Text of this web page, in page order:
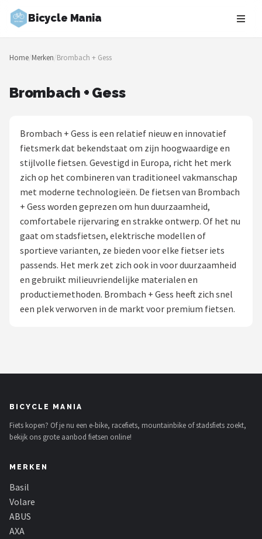
Bicycle Mania
Zoeken
NAVIGATIE
Blog
Fietsroutes
Kinderfietsen
Stadsfietsen
Elektrische fietsen
Mountainbikes
Shop
ABUS
AXA
New Looxs
BBB Cycling
Schwalbe
Home/Merken/Brombach + Gess
Brombach + Gess
Brombach + Gess is een relatief nieuw en innovatief
fietsmerk dat bekendstaat om zijn hoogwaardige en
stijlvolle fietsen. Gevestigd in Europa, richt het merk
zich op het combineren van traditioneel vakmanschap
met moderne technologieën. De fietsen van Brombach
+ Gess worden geprezen om hun duurzaamheid,
comfortabele rijervaring en strakke ontwerp. Of het nu
gaat om stadsfietsen, elektrische modellen of
sportieve varianten, ze bieden voor elke fietser iets
passends. Het merk zet zich ook in voor duurzaamheid
en gebruikt milieuvriendelijke materialen en
productiemethoden. Brombach + Gess heeft zich snel
een plek verworven in de markt voor premium fietsen.
BICYCLE MANIA
Fiets kopen? Of je nu een e-bike, racefiets, mountainbike of stadsfiets zoekt,
bekijk ons grote aanbod fietsen online!
MERKEN
Basil
Volare
ABUS
AXA